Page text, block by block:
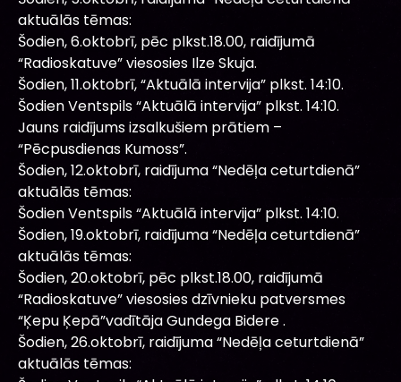
aktuālās tēmas:
Šodien, 6.oktobrī, pēc plkst.18.00, raidījumā
“Radioskatuve” viesosies Ilze Skuja.
Šodien, 11.oktobrī, “Aktuālā intervija” plkst. 14:10.
Šodien Ventspils “Aktuālā intervija” plkst. 14:10.
Jauns raidījums izsalkušiem prātiem –
“Pēcpusdienas Kumoss”.
Šodien, 12.oktobrī, raidījuma “Nedēļa ceturtdienā”
aktuālās tēmas:
Šodien Ventspils “Aktuālā intervija” plkst. 14:10.
Šodien, 19.oktobrī, raidījuma “Nedēļa ceturtdienā”
aktuālās tēmas:
Šodien, 20.oktobrī, pēc plkst.18.00, raidījumā
“Radioskatuve” viesosies dzīvnieku patversmes
“Ķepu Ķepā”vadītāja Gundega Bidere .
Šodien, 26.oktobrī, raidījuma “Nedēļa ceturtdienā”
aktuālās tēmas: